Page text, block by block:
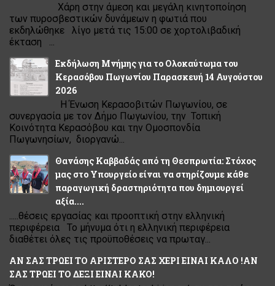
Χάρη στην άμεση και μεγάλη κινητοποίηση
των πυροσβεστικών δυνάμεων η φωτιά που
εκδηλώθηκε λίγο μετά τις 15:00 σε χορτολιβαδική
έκταση ...
Εκδήλωση Μνήμης για το Ολοκαύτωμα του
Κερασόβου Πωγωνίου Παρασκευή 14 Αυγούστου
2026
Η Ένωση Κερασοβιτών Πωγωνίου, σε
συνεργασία με τον Δήμο Πωγωνίου, την Τοπική
Κοινότητα Κερασόβου και την Ομοσπονδία
Πωγωνησίων, διοργανώ...
Θανάσης Καββαδάς από τη Θεσπρωτία: Στόχος
μας στο Υπουργείο είναι να στηρίζουμε κάθε
παραγωγική δραστηριότητα που δημιουργεί
αξία....
.....θέσεις εργασίας και προοπτική στην ελληνική
περιφέρεια Το μήνυμα ότι η ελληνική περιφέρεια
διαθέτει όλες τις προϋποθέσεις να πρωταγ...
ΑΝ ΣΑΣ ΤΡΩΕΙ ΤΟ ΑΡΙΣΤΕΡΟ ΣΑΣ ΧΕΡΙ ΕΙΝΑΙ ΚΑΛΟ !ΑΝ
ΣΑΣ ΤΡΩΕΙ ΤΟ ΔΕΞΙ ΕΙΝΑΙ ΚΑΚΟ!